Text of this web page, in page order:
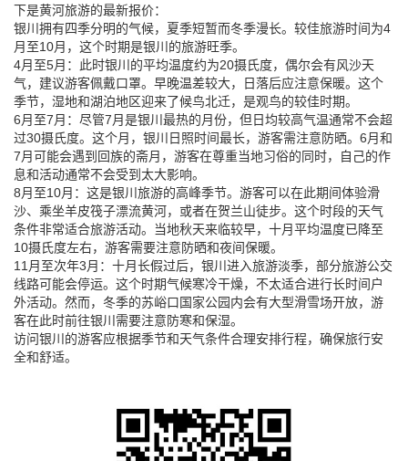
下是黄河旅游的最新报价：
银川拥有四季分明的气候，夏季短暂而冬季漫长。较佳旅游时间为4
月至10月，这个时期是银川的旅游旺季。
4月至5月：此时银川的平均温度约为20摄氏度，偶尔会有风沙天
气，建议游客佩戴口罩。早晚温差较大，日落后应注意保暖。这个
季节，湿地和湖泊地区迎来了候鸟北迁，是观鸟的较佳时期。
6月至7月：尽管7月是银川最热的月份，但日均较高气温通常不会超
过30摄氏度。这个月，银川日照时间最长，游客需注意防晒。6月和
7月可能会遇到回族的斋月，游客在尊重当地习俗的同时，自己的作
息和活动通常不会受到太大影响。
8月至10月：这是银川旅游的高峰季节。游客可以在此期间体验滑
沙、乘坐羊皮筏子漂流黄河，或者在贺兰山徒步。这个时段的天气
条件非常适合旅游活动。当地秋天来临较早，十月平均温度已降至
10摄氏度左右，游客需要注意防晒和夜间保暖。
11月至次年3月：十月长假过后，银川进入旅游淡季，部分旅游公交
线路可能会停运。这个时期气候寒冷干燥，不太适合进行长时间户
外活动。然而，冬季的苏峪口国家公园内会有大型滑雪场开放，游
客在此时前往银川需要注意防寒和保湿。
访问银川的游客应根据季节和天气条件合理安排行程，确保旅行安
全和舒适。